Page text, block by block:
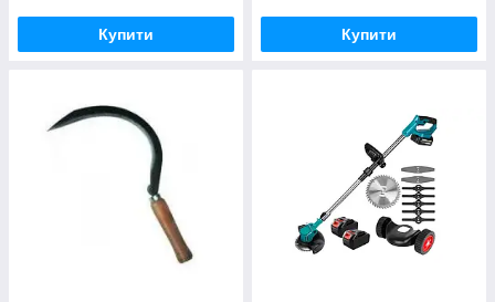
Купити Купити